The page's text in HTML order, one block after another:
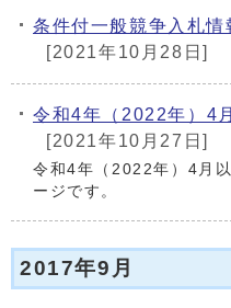
条件付一般競争入札情
[2021年10月28日]
令和4年（2022年）4
[2021年10月27日]
令和4年（2022年）4月
ージです。
2017年9月